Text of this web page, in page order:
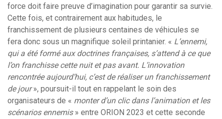
force doit faire preuve d’imagination pour garantir sa survie.
Cette fois, et contrairement aux habitudes, le
franchissement de plusieurs centaines de véhicules se
fera donc sous un magnifique soleil printanier. « L’ennemi,
qui a été formé aux doctrines françaises, s’attend à ce que
l’on franchisse cette nuit et pas avant. L’innovation
rencontrée aujourd’hui, c’est de réaliser un franchissement
de jour», poursuit-il tout en rappelant le soin des
organisateurs de « monter d’un clic dans l’animation et les
scénarios ennemis» entre ORION 2023 et cette seconde